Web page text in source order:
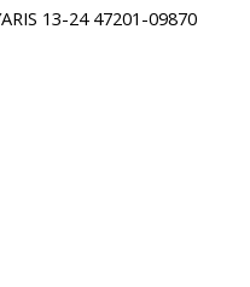
13-24 47201-09870